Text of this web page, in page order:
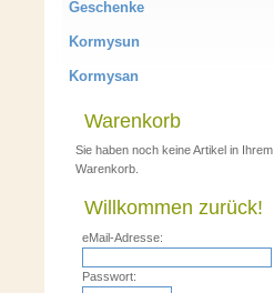
Geschenke
Kormysun
Kormysan
Warenkorb
Sie haben noch keine Artikel in Ihrem
Warenkorb.
Willkommen zurück!
eMail-Adresse:
Passwort: